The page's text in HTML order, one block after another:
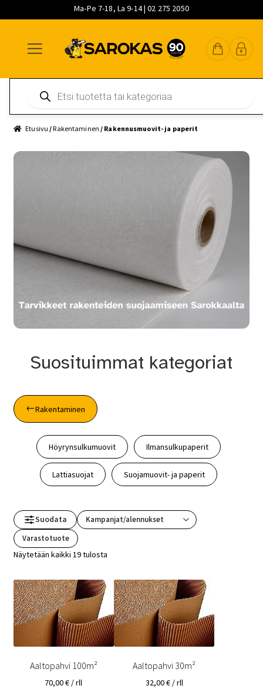
Ma-Pe 7-18, La 9-14 | 02 275 2050
navigointiin
sisältöön
pääsisältöön
search
Etusivu /Rakentaminen / Rakennusmuovit- ja paperit
Suosituimmat kategoriat
Rakentaminen
Höyrynsulkumuovit Ilmansulkupaperit
Lattiasuojat Suojamuovit- ja paperit
Suodata
Varastotuote
Näytetään kaikki 19 tulosta
Aaltopahvi 100m²
70,00€ / rll
Aaltopahvi 30m²
32,00€ / rll